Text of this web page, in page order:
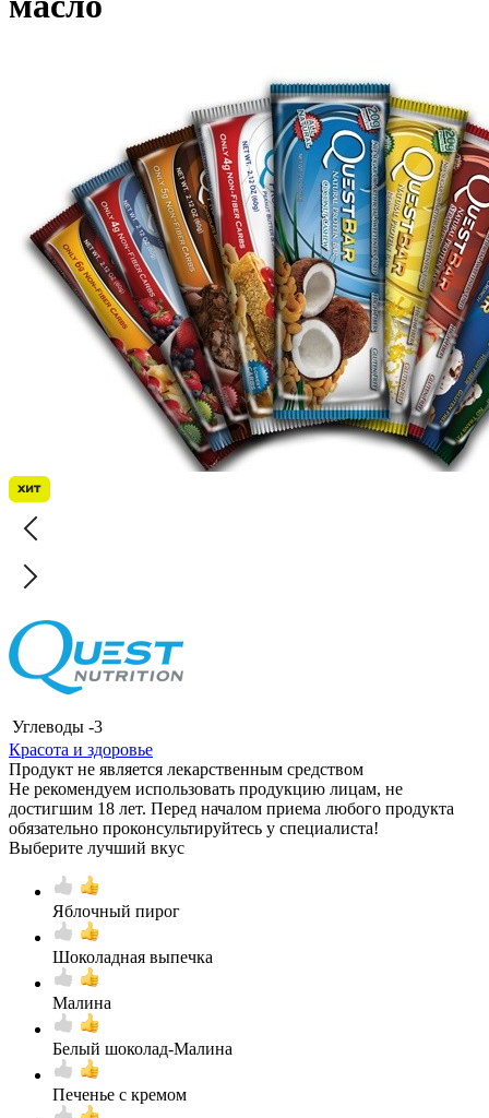
Углеводы -3
Красота и здоровье
Продукт не является лекарственным средством
Не рекомендуем использовать продукцию лицам, не
достигшим 18 лет. Перед началом приема любого продукта
обязательно проконсультируйтесь у специалиста!
Выберите лучший вкус
Яблочный пирог
Шоколадная выпечка
Малина
Белый шоколад-Малина
Печенье с кремом